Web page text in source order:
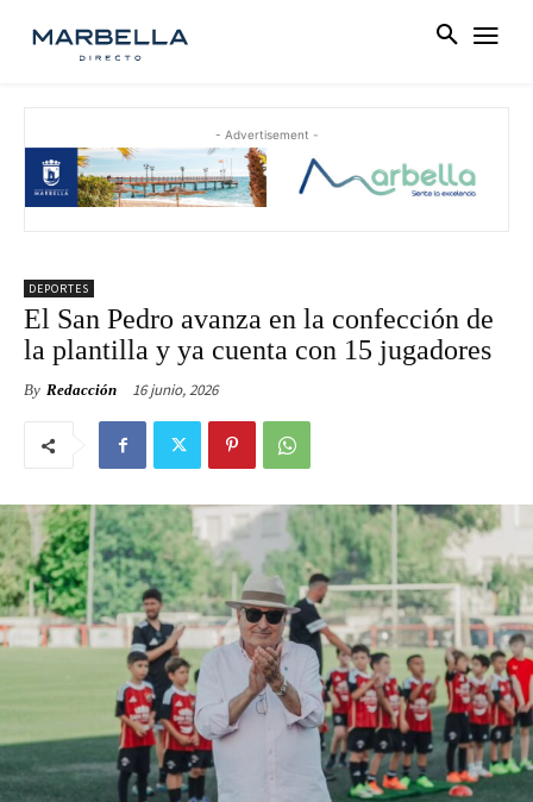
- Advertisement -
DEPORTES
El San Pedro avanza en la confección de
la plantilla y ya cuenta con 15 jugadores
By Redacción 16 junio, 2026